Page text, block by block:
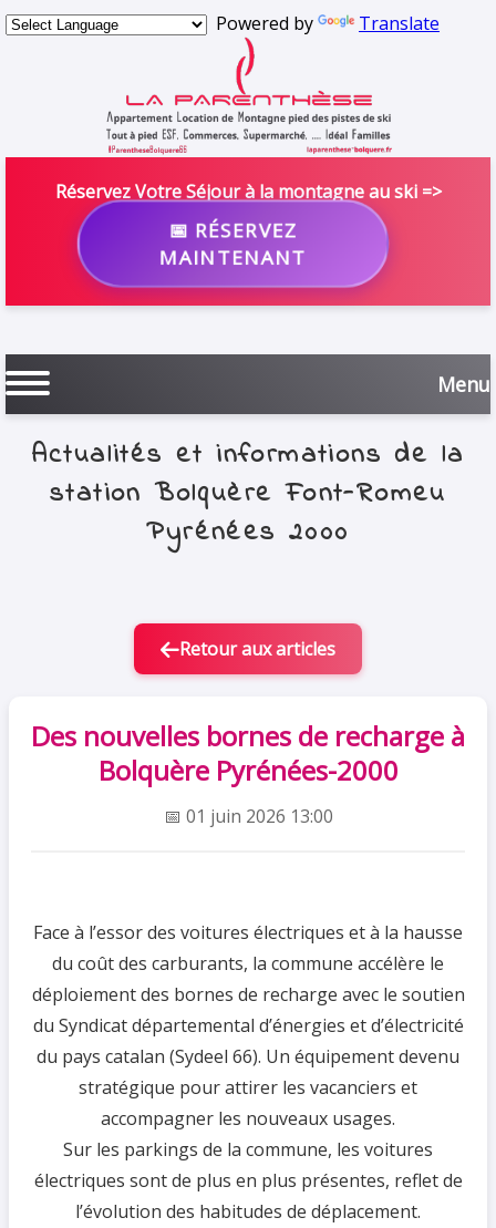
Powered by Translate
Réservez Votre Séjour à la montagne au ski =>
📅 RÉSERVEZ
MAINTENANT
Menu
Actualités et informations de la
station Bolquère Font-Romeu
Pyrénées 2000
Retour aux articles
Des nouvelles bornes de recharge à
Bolquère Pyrénées-2000
📅 01 juin 2026 13:00
Face à l’essor des voitures électriques et à la hausse
du coût des carburants, la commune accélère le
déploiement des bornes de recharge avec le soutien
du Syndicat départemental d’énergies et d’électricité
du pays catalan (Sydeel 66). Un équipement devenu
stratégique pour attirer les vacanciers et
accompagner les nouveaux usages.
Sur les parkings de la commune, les voitures
électriques sont de plus en plus présentes, reflet de
l’évolution des habitudes de déplacement.